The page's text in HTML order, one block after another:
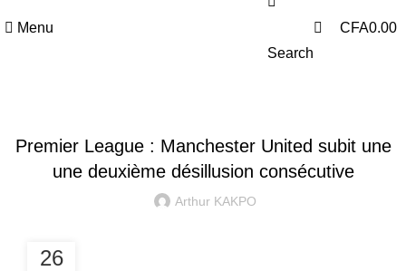
Menu
Search
CFA0.00
Premier League : Manchester United subit une
une deuxième désillusion consécutive
Arthur KAKPO
26